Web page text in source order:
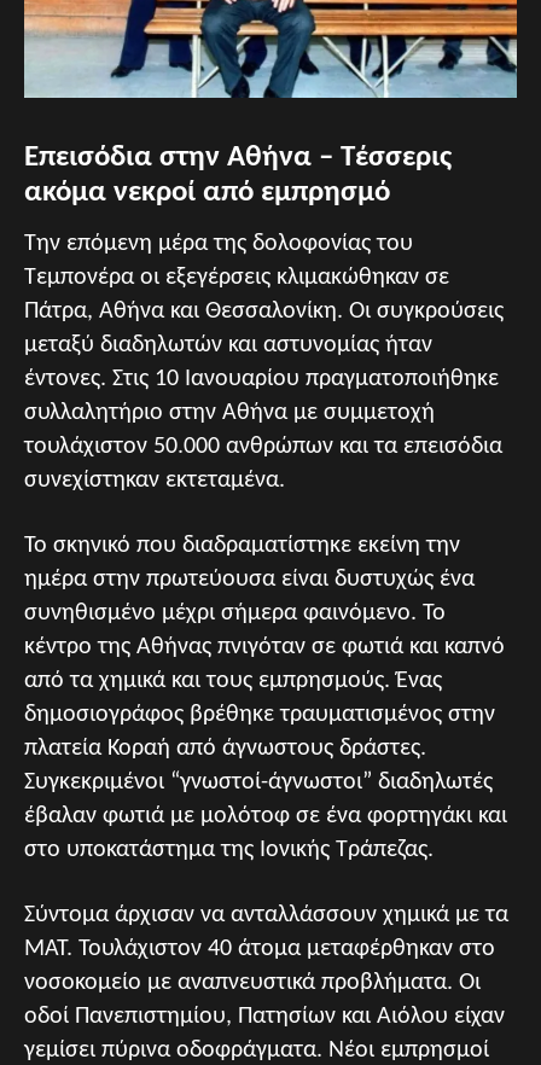
Επεισόδια στην Αθήνα – Τέσσερις
ακόμα νεκροί από εμπρησμό
Την επόμενη μέρα της δολοφονίας του
Τεμπονέρα οι εξεγέρσεις κλιμακώθηκαν σε
Πάτρα, Αθήνα και Θεσσαλονίκη. Οι συγκρούσεις
μεταξύ διαδηλωτών και αστυνομίας ήταν
έντονες. Στις 10 Ιανουαρίου πραγματοποιήθηκε
συλλαλητήριο στην Αθήνα με συμμετοχή
τουλάχιστον 50.000 ανθρώπων και τα επεισόδια
συνεχίστηκαν εκτεταμένα.
Το σκηνικό που διαδραματίστηκε εκείνη την
ημέρα στην πρωτεύουσα είναι δυστυχώς ένα
συνηθισμένο μέχρι σήμερα φαινόμενο. Το
κέντρο της Αθήνας πνιγόταν σε φωτιά και καπνό
από τα χημικά και τους εμπρησμούς. Ένας
δημοσιογράφος βρέθηκε τραυματισμένος στην
πλατεία Κοραή από άγνωστους δράστες.
Συγκεκριμένοι “γνωστοί-άγνωστοι” διαδηλωτές
έβαλαν φωτιά με μολότοφ σε ένα φορτηγάκι και
στο υποκατάστημα της Ιονικής Τράπεζας.
Σύντομα άρχισαν να ανταλλάσσουν χημικά με τα
ΜΑΤ. Τουλάχιστον 40 άτομα μεταφέρθηκαν στο
νοσοκομείο με αναπνευστικά προβλήματα. Οι
οδοί Πανεπιστημίου, Πατησίων και Αιόλου είχαν
γεμίσει πύρινα οδοφράγματα. Νέοι εμπρησμοί